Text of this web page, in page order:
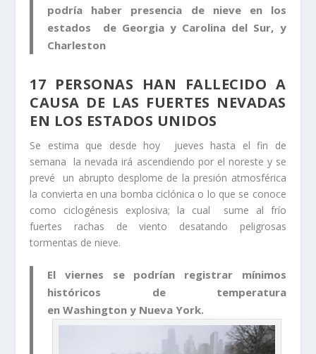
podría haber presencia de nieve en los
estados de Georgia y Carolina del Sur, y
Charleston
17 PERSONAS HAN FALLECIDO A
CAUSA DE LAS FUERTES NEVADAS
EN LOS ESTADOS UNIDOS
Se estima que desde hoy jueves hasta el fin de
semana la nevada irá ascendiendo por el noreste y se
prevé un abrupto desplome de la presión atmosférica
la convierta en una bomba ciclónica o lo que se conoce
como ciclogénesis explosiva; la cual sume al frío
fuertes rachas de viento desatando peligrosas
tormentas de nieve.
El viernes se podrían registrar mínimos
históricos de temperatura
en Washington y Nueva York.